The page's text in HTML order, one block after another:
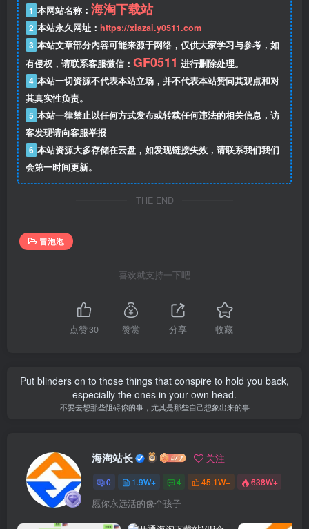
1 本网站名称： 海淘下载站
2 本站永久网址： https://xiazai.y0511.com
3 本站文章部分内容可能来源于网络，仅供大家学习与参考，如
有侵权，请联系客服微信： GF0511 进行删除处理。
4 本站一切资源不代表本站立场，并不代表本站赞同其观点和对
其真实性负责。
5 本站一律禁止以任何方式发布或转载任何违法的相关信息，访
客发现请向客服举报
6 本站资源大多存储在云盘，如发现链接失效，请联系我们我们
会第一时间更新。
THE END
冒泡泡
喜欢就支持一下吧
点赞30 赞赏 分享 收藏
Put blinders on to those things that conspire to hold you back,
especially the ones in your own head.
不要去想那些阻碍你的事，尤其是那些自己想象出来的事
海淘站长 关注
0 1.9W+ 4 45.1W+ 638W+
愿你永远活的像个孩子